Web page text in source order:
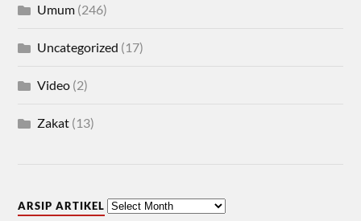
Umum (246)
Uncategorized (17)
Video (2)
Zakat (13)
ARSIP ARTIKEL